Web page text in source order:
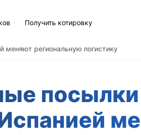
Получить котировку
меняют региональную логистику